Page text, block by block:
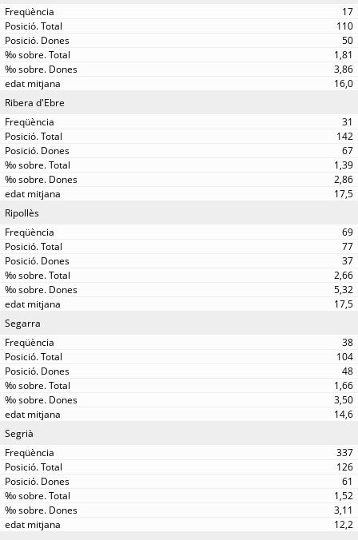
17
110
50
1,81
3,86
16,0
Ribera d'Ebre
31
142
67
1,39
2,86
17,5
Ripollès
69
77
37
2,66
5,32
17,5
Segarra
38
104
48
1,66
3,50
14,6
Segrià
337
126
61
1,52
3,11
12,2